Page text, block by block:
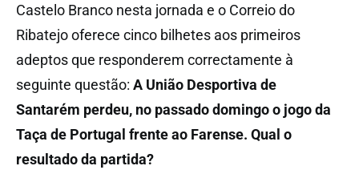
Castelo Branco nesta jornada e o Correio do
Ribatejo oferece cinco bilhetes aos primeiros
adeptos que responderem correctamente à
seguinte questão: A União Desportiva de
Santarém perdeu, no passado domingo o jogo da
Taça de Portugal frente ao Farense. Qual o
resultado da partida?